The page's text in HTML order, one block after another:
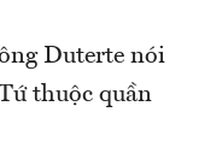
Duterte nói
thuộc quần